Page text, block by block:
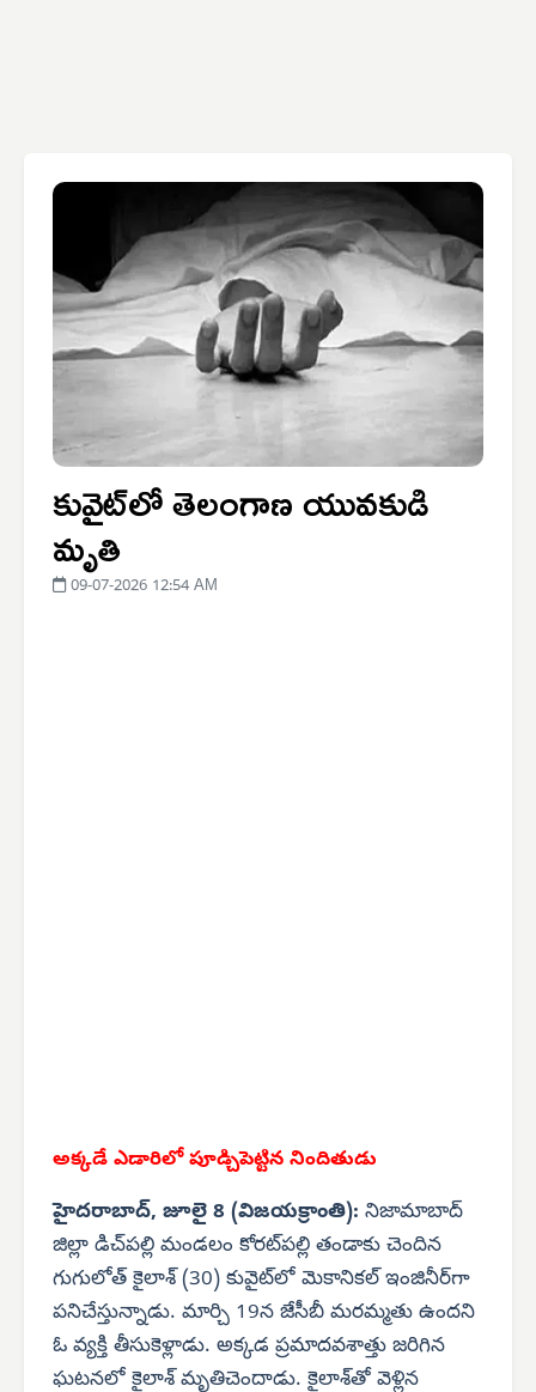
కువైట్‌లో తెలంగాణ యువకుడి
మృతి
09-07-2026 12:54 AM
అక్కడే ఎడారిలో పూడ్చిపెట్టిన నిందితుడు
హైదరాబాద్, జూలై 8 (విజయక్రాంతి): నిజామాబాద్
జిల్లా డిచ్‌పల్లి మండలం కోరట్‌పల్లి తండాకు చెందిన
గుగులోత్ కైలాశ్ (30) కువైట్‌లో మెకానికల్ ఇంజినీర్‌గా
పనిచేస్తున్నాడు. మార్చి 19న జేసీబీ మరమ్మతు ఉందని
ఓ వ్యక్తి తీసుకెళ్లాడు. అక్కడ ప్రమాదవశాత్తు జరిగిన
ఘటనలో కైలాశ్ మృతిచెందాడు. కైలాశ్‌తో వెళ్లిన